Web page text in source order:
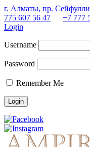
г. Алматы, пр.
775 607 56 47
+7 777
Login
Username
Password
Remember Me